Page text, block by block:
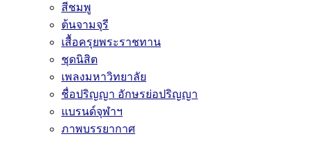
สีชมพู
ต้นจามจุรี
เสื้อครุยพระราชทาน
ชุดนิสิต
เพลงมหาวิทยาลัย
ชื่อปริญญา อักษรย่อปริญญา
แบรนด์จุฬาฯ
ภาพบรรยากาศ